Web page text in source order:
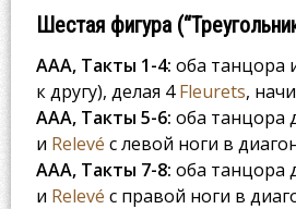
Шестая фигура
AAA, Такты 1-4: оба танцора
к другу), делая 4Fleurets,
AAA, Такты 5-6: оба танцора
и Relevé с левой ноги в
AAA, Такты 7-8: оба танцора
и Relevé с правой ноги в